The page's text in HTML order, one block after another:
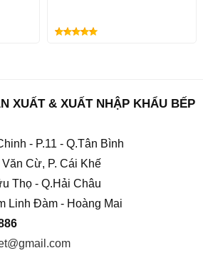
XUẤT & XUẤT NHẬP KHẨU BẾP
- P.11 - Q.Tân Bình
Cừ, P. Cái Khế
Thọ - Q.Hải Châu
Linh Đàm - Hoàng Mai